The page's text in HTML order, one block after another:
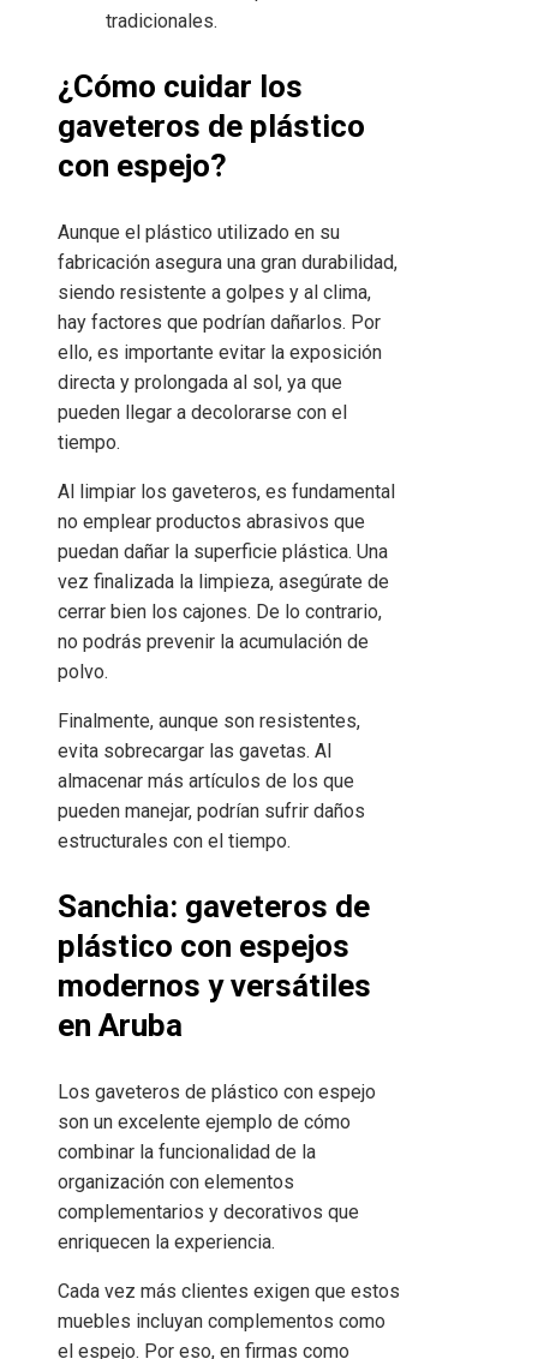
tradicionales.
¿Cómo cuidar los
gaveteros de plástico
con espejo?
Aunque el plástico utilizado en su
fabricación asegura una gran durabilidad,
siendo resistente a golpes y al clima,
hay factores que podrían dañarlos. Por
ello, es importante evitar la exposición
directa y prolongada al sol, ya que
pueden llegar a decolorarse con el
tiempo.
Al limpiar los gaveteros, es fundamental
no emplear productos abrasivos que
puedan dañar la superficie plástica. Una
vez finalizada la limpieza, asegúrate de
cerrar bien los cajones. De lo contrario,
no podrás prevenir la acumulación de
polvo.
Finalmente, aunque son resistentes,
evita sobrecargar las gavetas. Al
almacenar más artículos de los que
pueden manejar, podrían sufrir daños
estructurales con el tiempo.
Sanchia: gaveteros de
plástico con espejos
modernos y versátiles
en Aruba
Los gaveteros de plástico con espejo
son un excelente ejemplo de cómo
combinar la funcionalidad de la
organización con elementos
complementarios y decorativos que
enriquecen la experiencia.
Cada vez más clientes exigen que estos
muebles incluyan complementos como
el espejo. Por eso, en firmas como